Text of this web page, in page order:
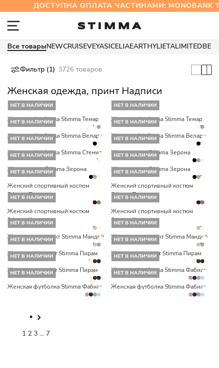
ДОСТУПНА ОПЛАТА ЧАСТИНАМИ:
Все товарыNEWCRUISEVEYASICELIAEARTHYLIETALIMITED
Фильтр (1) 3726 товаров
Женская одежда, принт Надписи
НЕТ В НАЛИЧИИ
Женская футболка Stimma Темар
НЕТ В НАЛИЧИИ
Женская футболка Stimma Темар
НЕТ В НАЛИЧИИ
Женская футболка Stimma Велари
НЕТ В НАЛИЧИИ
Женская футболка Stimma Велари
НЕТ В НАЛИЧИИ
Женская футболка Stimma Стения
НЕТ В НАЛИЧИИ
Женский топ Stimma Зерона
НЕТ В НАЛИЧИИ
Женский топ Stimma Зерона
НЕТ В НАЛИЧИИ
Женский топ Stimma Зерона
НЕТ В НАЛИЧИИ
Женский спортивный костюм
Stimma Палермо
НЕТ В НАЛИЧИИ
Женский спортивный костюм
Stimma Палермо
НЕТ В НАЛИЧИИ
Женский спортивный костюм
Stimma Коратен
НЕТ В НАЛИЧИИ
Женский спортивный костюм
Stimma Коратен
НЕТ В НАЛИЧИИ
Женский комплект Stimma Мандей
НЕТ В НАЛИЧИИ
Женский комплект Stimma Мандей
НЕТ В НАЛИЧИИ
Женский свитшот Stimma Пирам
НЕТ В НАЛИЧИИ
Женский свитшот Stimma Пирам
НЕТ В НАЛИЧИИ
Женский свитшот Stimma Пирам
НЕТ В НАЛИЧИИ
Женская футболка Stimma Фабиас
НЕТ В НАЛИЧИИ
Женская футболка Stimma Фабиас
НЕТ В НАЛИЧИИ
Женская футболка Stimma Фабиас
1 2 3 ... 7